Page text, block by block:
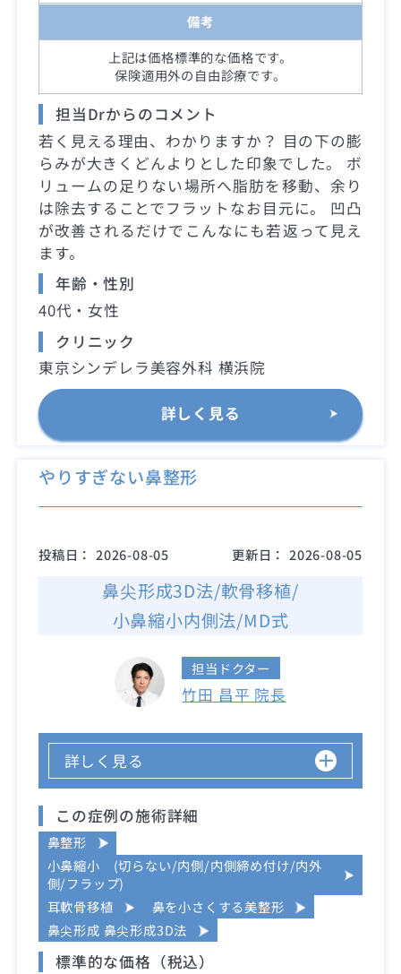
備考
上記は価格標準的な価格です。
保険適用外の自由診療です。
担当Drからのコメント
若く見える理由、わかりますか？ 目の下の膨
らみが大きくどんよりとした印象でした。 ボ
リュームの足りない場所へ脂肪を移動、余り
は除去することでフラットなお目元に。 凹凸
が改善されるだけでこんなにも若返って見え
ます。
年齢・性別
40代・女性
クリニック
東京シンデレラ美容外科 横浜院
詳しく見る
やりすぎない鼻整形
投稿日： 2026-08-05 更新日： 2026-08-05
鼻尖形成3D法/軟骨移植/
小鼻縮小内側法/MD式
担当ドクター
竹田 昌平 院長
詳しく見る
この症例の施術詳細
鼻整形
小鼻縮小 (切らない/内側/内側締め付け/内外
側/フラップ)
耳軟骨移植
鼻を小さくする美整形
鼻尖形成 鼻尖形成3D法
標準的な価格（税込）